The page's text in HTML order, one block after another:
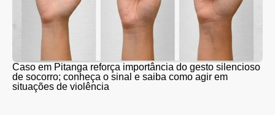
Caso em Pitanga reforça importância do gesto silencioso
de socorro; conheça o sinal e saiba como agir em
situações de violência